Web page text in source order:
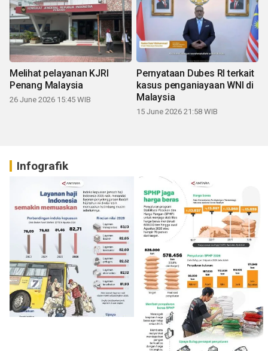
Melihat pelayanan KJRI
Penang Malaysia
26 June 2026 15:45 WIB
Pernyataan Dubes RI terkait
kasus penganiayaan WNI di
Malaysia
15 June 2026 21:58 WIB
Infografik